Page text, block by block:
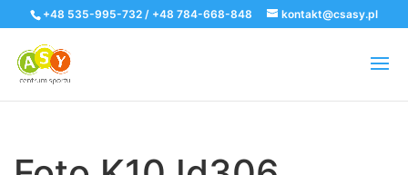
+48 535-995-732 / +48 784-668-848 kontakt@csasy.pl